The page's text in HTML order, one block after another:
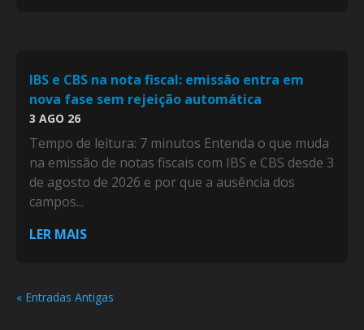
IBS e CBS na nota fiscal: emissão entra em
nova fase sem rejeição automática
3 AGO 26
Tempo de leitura: 7 minutos Entenda o que muda
na emissão de notas fiscais com IBS e CBS desde 3
de agosto de 2026 e por que a ausência dos
campos...
LER MAIS
« Entradas Antigas